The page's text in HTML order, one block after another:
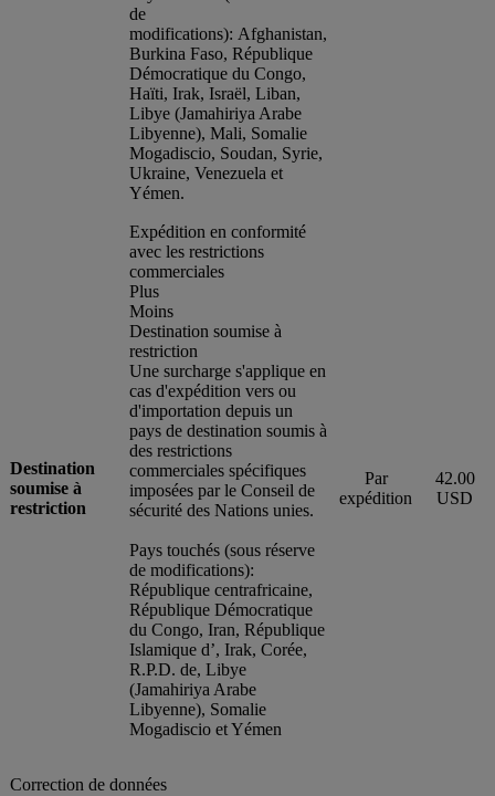
de
modifications): Afghanistan,
Burkina Faso, République
Démocratique du Congo,
Haïti, Irak, Israël, Liban,
Libye (Jamahiriya Arabe
Libyenne), Mali, Somalie
Mogadiscio, Soudan, Syrie,
Ukraine, Venezuela et
Yémen.
Destination
soumise à
restriction
Expédition en conformité
avec les restrictions
commerciales
Plus
Moins
Destination soumise à
restriction
Une surcharge s'applique en
cas d'expédition vers ou
d'importation depuis un
pays de destination soumis à
des restrictions
commerciales spécifiques
imposées par le Conseil de
sécurité des Nations unies.
Pays touchés (sous réserve
de modifications):
République centrafricaine,
République Démocratique
du Congo, Iran, République
Islamique d’, Irak, Corée,
R.P.D. de, Libye
(Jamahiriya Arabe
Libyenne), Somalie
Mogadiscio et Yémen
Par
expédition
42.00
USD
Correction de données